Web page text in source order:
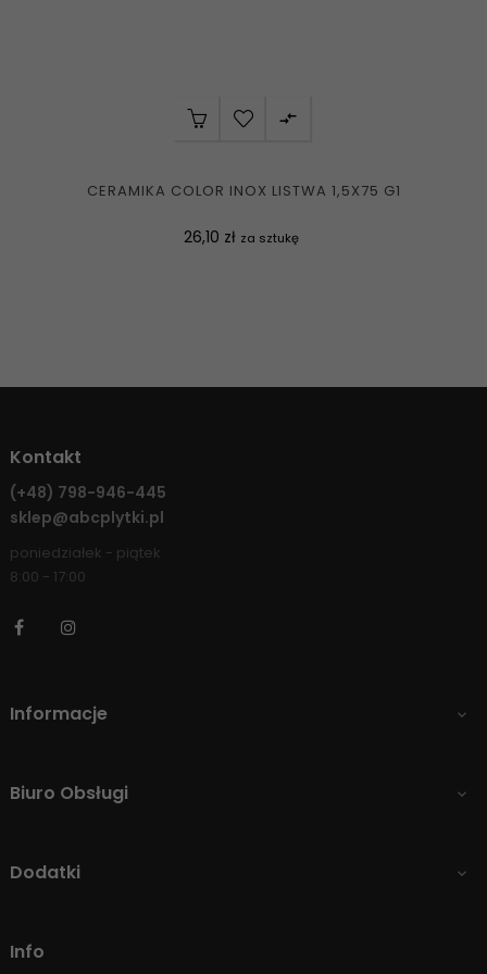

CERAMIKA COLOR INOX LISTWA 1,5X75 G1
Cena
26,10 zł za sztukę
Kontakt
(+48) 798-946-445
sklep@abcplytki.pl
poniedziałek - piątek
8:00 - 17:00
Facebook
Informacje 
Biuro Obsługi 
Dodatki 
Info